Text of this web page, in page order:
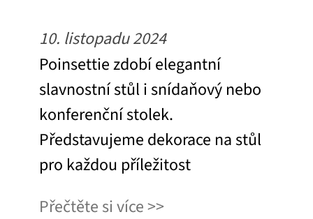
10. listopadu 2024
Poinsettie zdobí elegantní
slavnostní stůl i snídaňový nebo
konferenční stolek.
Představujeme dekorace na stůl
pro každou příležitost
Přečtěte si více